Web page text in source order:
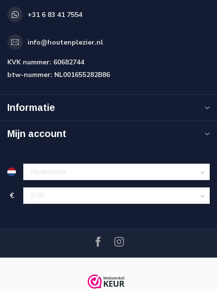
+31 6 83 41 7554
info@houtenplezier.nl
KVK nummer: 60682744
btw-nummer: NL001655282B86
Informatie
Mijn account
€